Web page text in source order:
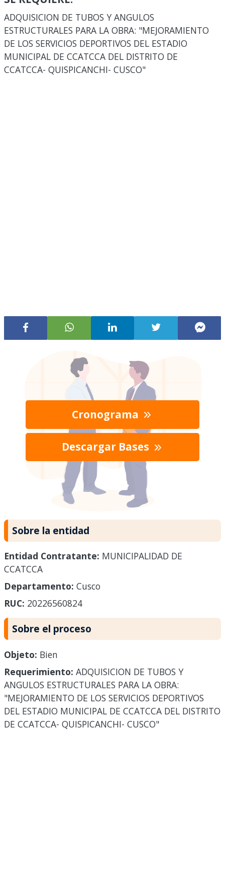
ADQUISICION DE TUBOS Y ANGULOS
ESTRUCTURALES PARA LA OBRA: "MEJORAMIENTO
DE LOS SERVICIOS DEPORTIVOS DEL ESTADIO
MUNICIPAL DE CCATCCA DEL DISTRITO DE
CCATCCA- QUISPICANCHI- CUSCO"
Cronograma
Descargar Bases
Sobre la entidad
Entidad Contratante: MUNICIPALIDAD DE
CCATCCA
Departamento: Cusco
RUC: 20226560824
Sobre el proceso
Objeto: Bien
Requerimiento: ADQUISICION DE TUBOS Y
ANGULOS ESTRUCTURALES PARA LA OBRA:
"MEJORAMIENTO DE LOS SERVICIOS DEPORTIVOS
DEL ESTADIO MUNICIPAL DE CCATCCA DEL DISTRITO
DE CCATCCA- QUISPICANCHI- CUSCO"